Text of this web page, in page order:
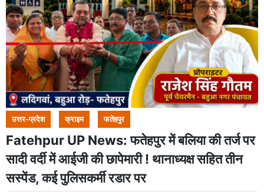
उत्तर-प्रदेश क्राइम फतेहपुर
Fatehpur UP News: फतेहपुर में बलिया की तर्ज पर
सादी वर्दी में आईजी की छापेमारी ! थानाध्यक्ष सहित तीन
सस्पेंड, कई पुलिसकर्मी रडार पर